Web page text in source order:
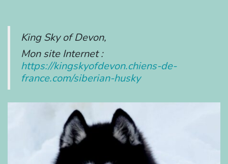
King Sky of Devon,
Mon site Internet :
https://kingskyofdevon.chiens-de-
france.com/siberian-husky